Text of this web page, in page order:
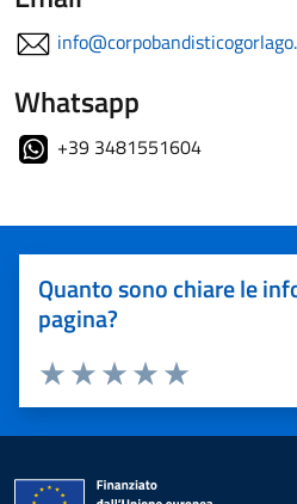
Whatsapp
+39 3481551604
Quanto sono chiare le
pagina?
Valuta 5 stelle
Valuta 4 stelle su 5
Valuta 3 stelle su 5
Valuta 2 stelle su 5
Valuta 1 stelle su 5